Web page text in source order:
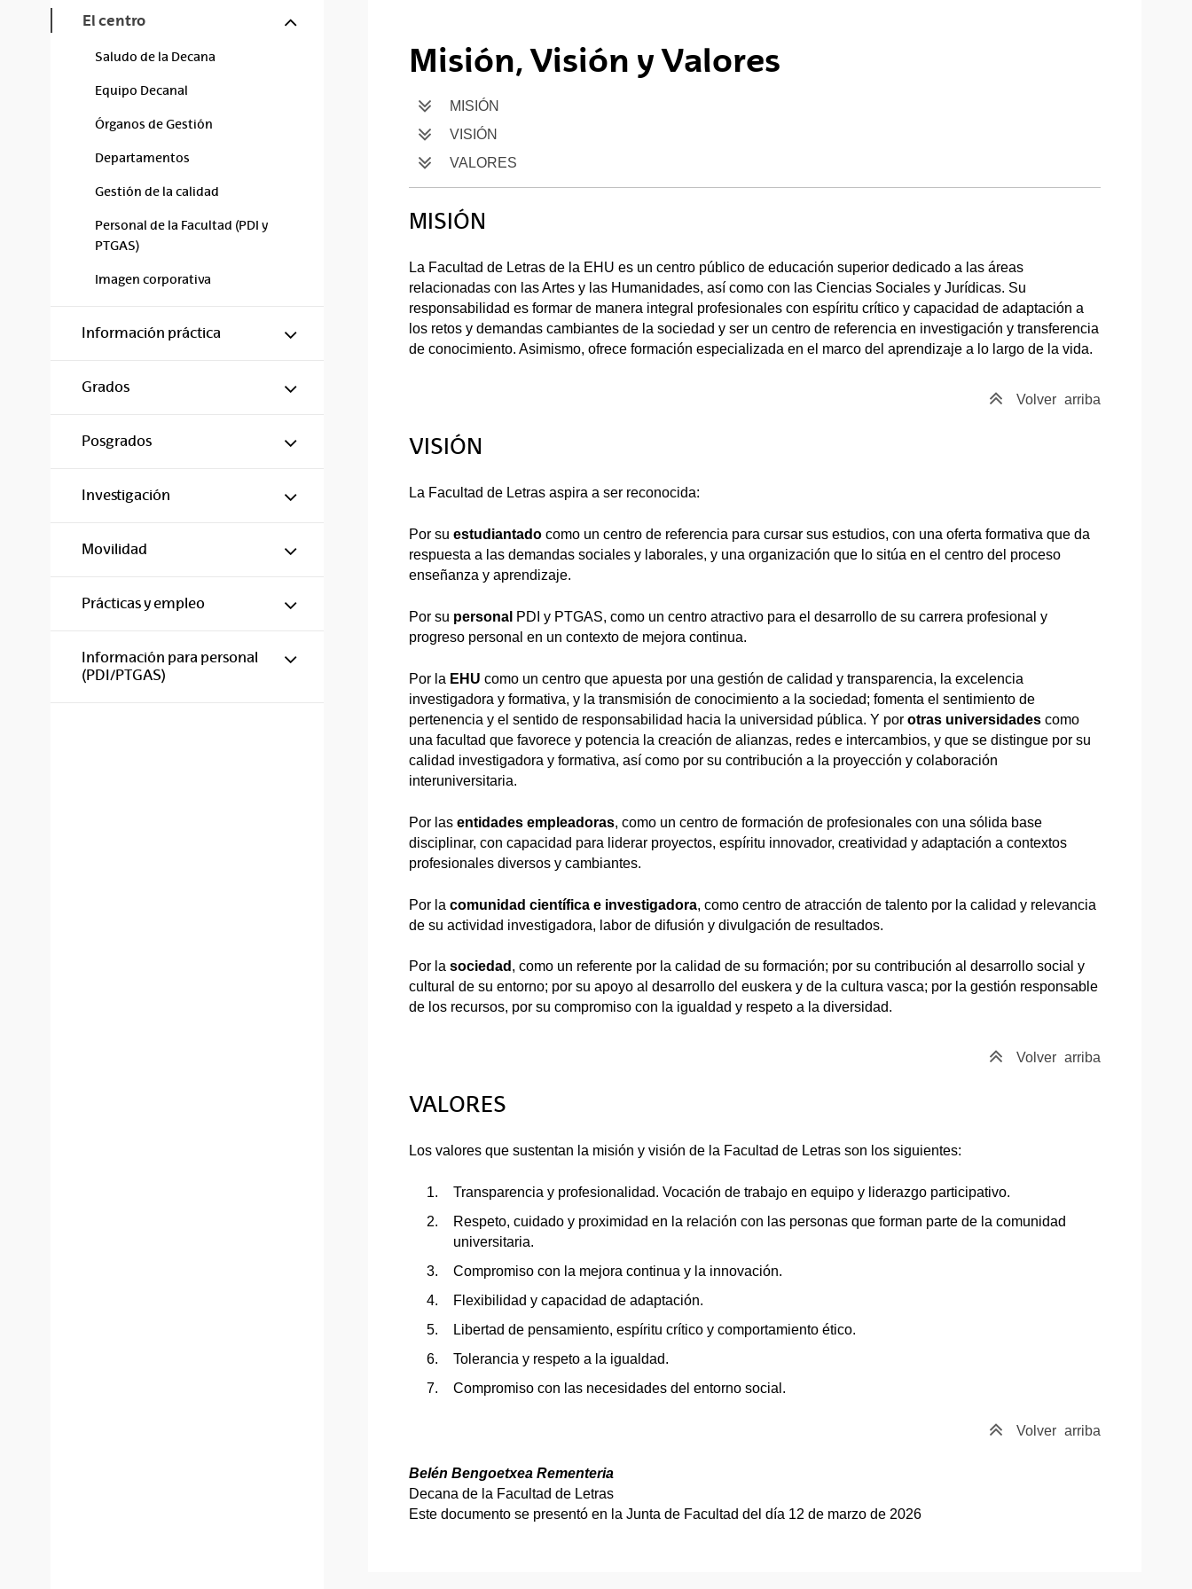
El centro Mostrar/ocultar subpáginas
Saludo de la Decana
Equipo Decanal
Órganos de Gestión
Departamentos
Gestión de la calidad
Personal de la Facultad (PDI y
PTGAS)
Imagen corporativa
Información práctica Mostrar/ocultar subpáginas
Grados Mostrar/ocultar subpáginas
Posgrados Mostrar/ocultar subpáginas
Investigación Mostrar/ocultar subpáginas
Movilidad Mostrar/ocultar subpáginas
Prácticas y empleo Mostrar/ocultar subpáginas
Información para personal
(PDI/PTGAS)
Mostrar/ocultar subpáginas
Misión, Visión y Valores
MISIÓN
VISIÓN
VALORES
MISIÓN
La Facultad de Letras de la EHU es un centro público de educación superior dedicado a las áreas
relacionadas con las Artes y las Humanidades, así como con las Ciencias Sociales y Jurídicas. Su
responsabilidad es formar de manera integral profesionales con espíritu crítico y capacidad de adaptación a
los retos y demandas cambiantes de la sociedad y ser un centro de referencia en investigación y transferencia
de conocimiento. Asimismo, ofrece formación especializada en el marco del aprendizaje a lo largo de la vida.
Volver arriba
VISIÓN
La Facultad de Letras aspira a ser reconocida:
Por su estudiantadocomo un centro de referencia para cursar sus estudios, con una oferta formativa que da
respuesta a las demandas sociales y laborales, y una organización que lo sitúa en el centro del proceso
enseñanza y aprendizaje.
Por su personal PDI y PTGAS, como un centro atractivo para el desarrollo de su carrera profesional y
progreso personal en un contexto de mejora continua.
Por la EHU como un centro que apuesta por una gestión de calidad y transparencia, la excelencia
investigadora y formativa, y la transmisión de conocimiento a la sociedad; fomenta el sentimiento de
pertenencia y el sentido de responsabilidad hacia la universidad pública. Y por otras universidadescomo
una facultad que favorece y potencia la creación de alianzas, redes e intercambios, y que se distingue por su
calidad investigadora y formativa, así como por su contribución a la proyección y colaboración
interuniversitaria.
Por las entidades empleadoras, como un centro de formación de profesionales con una sólida base
disciplinar, con capacidad para liderar proyectos, espíritu innovador, creatividad y adaptación a contextos
profesionales diversos y cambiantes.
Por la comunidad científica e investigadora, como centro de atracción de talento por la calidad y relevancia
de su actividad investigadora, labor de difusión y divulgación de resultados.
Por lasociedad , como un referente por la calidad de su formación; por su contribución al desarrollo social y
cultural de su entorno; por su apoyo al desarrollo del euskera y de la cultura vasca; por la gestión responsable
de los recursos, por su compromiso con la igualdad y respeto a la diversidad.
Volver arriba
VALORES
Los valores que sustentan la misión y visión de la Facultad de Letras son los siguientes:
Transparencia y profesionalidad. Vocación de trabajo en equipo y liderazgo participativo.
Respeto, cuidado y proximidad en la relación con las personas que forman parte de la comunidad
universitaria.
Compromiso con la mejora continua y la innovación.
Flexibilidad y capacidad de adaptación.
Libertad de pensamiento, espíritu crítico y comportamiento ético.
Tolerancia y respeto a la igualdad.
Compromiso con las necesidades del entorno social.
Volver arriba
Belén Bengoetxea Rementeria
Decana de la Facultad de Letras
Este documento se presentó en la Junta de Facultad del día 12 de marzo de 2026